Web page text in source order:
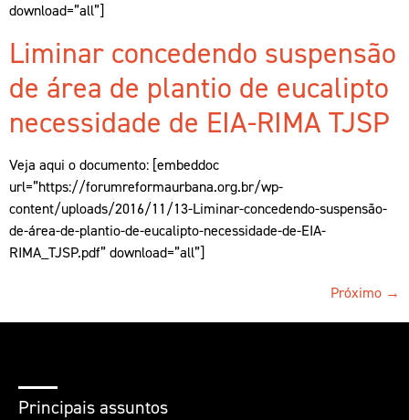
download=”all”]
Liminar concedendo suspensão
de área de plantio de eucalipto
necessidade de EIA-RIMA TJSP
Veja aqui o documento: [embeddoc
url=”https://forumreformaurbana.org.br/wp-
content/uploads/2016/11/13-Liminar-concedendo-suspensão-
de-área-de-plantio-de-eucalipto-necessidade-de-EIA-
RIMA_TJSP.pdf” download=”all”]
Próximo →
Principais assuntos